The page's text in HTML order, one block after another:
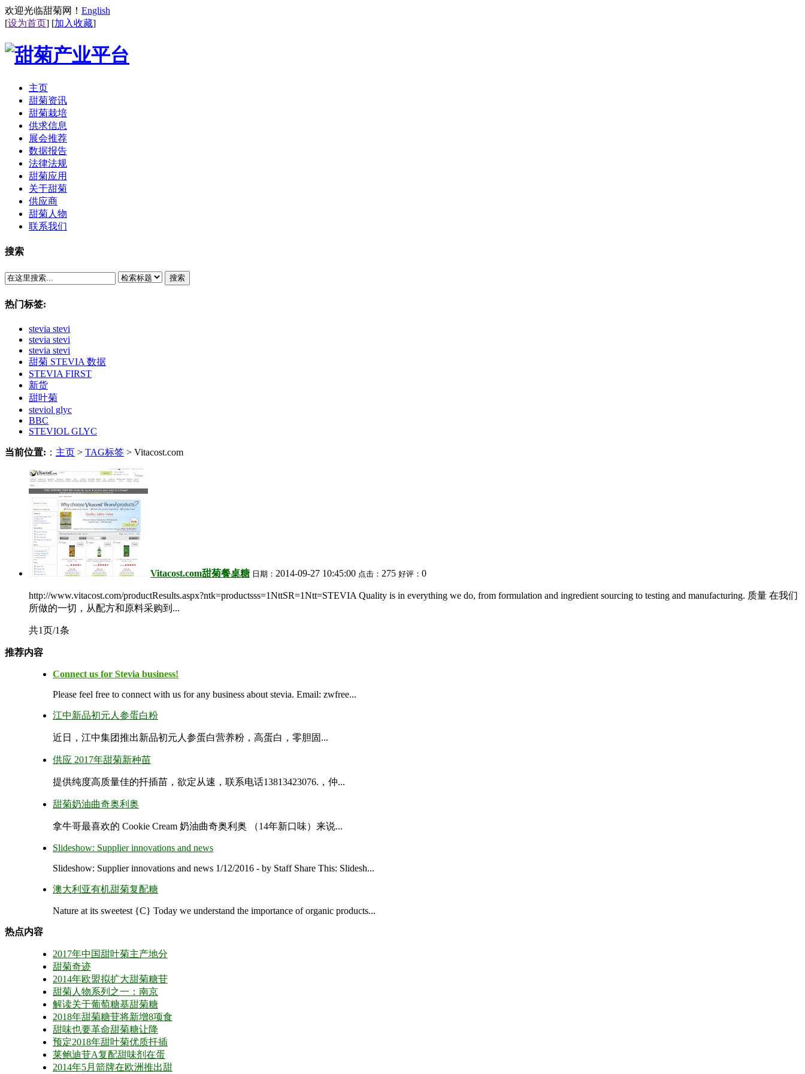
欢迎光临甜菊网！ English
[设为首页] [加入收藏]
主页
甜菊资讯
甜菊栽培
供求信息
展会推荐
数据报告
法律法规
甜菊应用
关于甜菊
供应商
甜菊人物
联系我们
搜索
搜索
热门标签:
stevia stevi
stevia stevi
stevia stevi
甜菊 STEVIA 数据
STEVIA FIRST
新货
甜叶菊
steviol glyc
BBC
STEVIOL GLYC
当前位置: ： 主页 > TAG标签 > Vitacost.com
Vitacost.com甜菊餐桌糖 日期： 2014-09-27 10:45:00 点击： 275 好评： 0
http://www.vitacost.com/productResults.aspx?ntk=productsss=1NttSR=1Ntt=STEVIA Quality is in everything we do, from formulation and ingredient sourcing to testing and manufacturing. 质量 在我们
所做的一切，从配方和原料采购到...
共1页/1条
推荐内容
Connect us for Stevia business!
Please feel free to connect with us for any business about stevia. Email: zwfree...
江中新品初元人参蛋白粉
近日，江中集团推出新品初元人参蛋白营养粉，高蛋白，零胆固...
供应 2017年甜菊新种苗
提供纯度高质量佳的扦插苗，欲定从速，联系电话13813423076.，仲...
甜菊奶油曲奇奥利奥
拿牛哥最喜欢的 Cookie Cream 奶油曲奇奥利奥 （14年新口味）来说...
Slideshow: Supplier innovations and news
Slideshow: Supplier innovations and news 1/12/2016 - by Staff Share This: Slidesh...
澳大利亚有机甜菊复配糖
Nature at its sweetest {C} Today we understand the importance of organic products...
热点内容
2017年中国甜叶菊主产地分
甜菊奇迹
2014年欧盟拟扩大甜菊糖苷
甜菊人物系列之一：南京
解读关于葡萄糖基甜菊糖
2018年甜菊糖苷将新增8项食
甜味也要革命甜菊糖让降
预定2018年甜叶菊优质扦插
莱鲍迪苷A复配甜味剂在蛋
2014年5月箭牌在欧洲推出甜